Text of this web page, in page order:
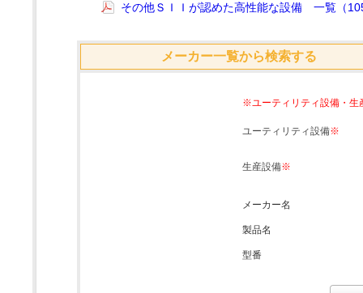
その他ＳＩＩが認めた高性能な設備 一覧（
メーカー一覧から検索する
※ユーティリティ設備・生
ユーティリティ設備※
生産設備※
メーカー名
製品名
型番